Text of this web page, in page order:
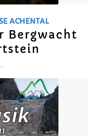
ACHENTAL
Bergwacht